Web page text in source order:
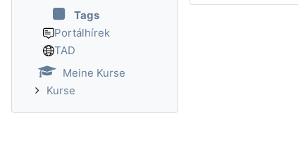
Tags
Portálhírek
TAD
Meine Kurse
Kurse